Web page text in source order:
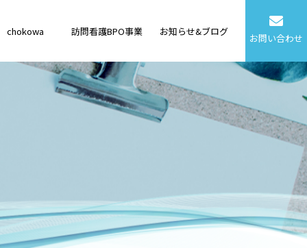
chokowa 訪問看護BPO事業 お知らせ&ブログ
お問い合わせ